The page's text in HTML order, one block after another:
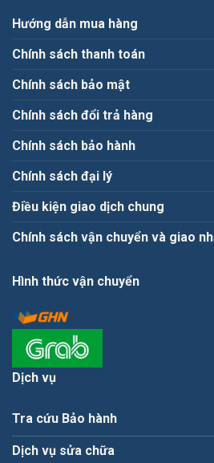
Hướng dẫn mua hàng
Chính sách thanh toán
Chính sách bảo mật
Chính sách đổi trả hàng
Chính sách bảo hành
Chính sách đại lý
Điều kiện giao dịch chung
Chính sách vận chuyển và giao
Hình thức vận chuyển
Dịch vụ
Tra cứu Bảo hành
Dịch vụ sửa chữa